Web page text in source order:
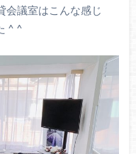
会議室はこんな感じ
^ ^